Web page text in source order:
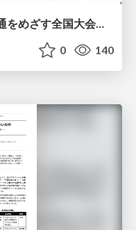
第12回人と環境にやさしい交通をめざす全国大会／熊本都市圏「車1割削減、渋滞半減、公共交通2倍」をめざして
0 140